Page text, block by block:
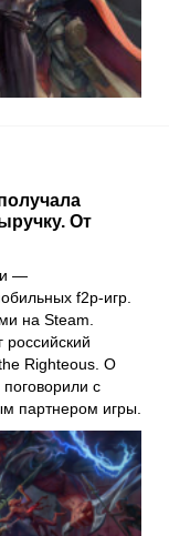
От
—
f2p-игр.
на Steam
российский
Righteous . О
с
партнером игры.